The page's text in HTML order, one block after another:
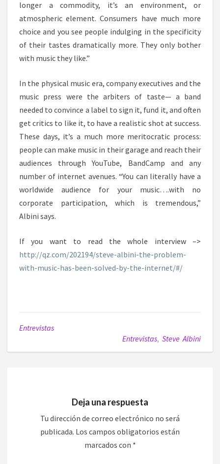
longer a commodity, it’s an environment, or
atmospheric element. Consumers have much more
choice and you see people indulging in the specificity
of their tastes dramatically more. They only bother
with music they like.”
In the physical music era, company executives and the
music press were the arbiters of taste— a band
needed to convince a label to sign it, fund it, and often
get critics to like it, to have a realistic shot at success.
These days, it’s a much more meritocratic process:
people can make music in their garage and reach their
audiences through YouTube, BandCamp and any
number of internet avenues. “You can literally have a
worldwide audience for your music….with no
corporate participation, which is tremendous,”
Albini says.
If you want to read the whole interview –>
http://qz.com/202194/steve-albini-the-problem-
with-music-has-been-solved-by-the-internet/#/
Entrevistas
Entrevistas, Steve Albini
Deja una respuesta
Tu dirección de correo electrónico no será
publicada. Los campos obligatorios están
marcados con *